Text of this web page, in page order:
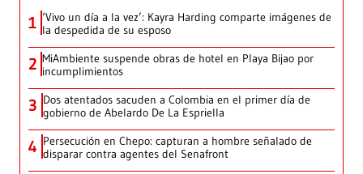
1 ‘Vivo un día a la vez’: Kayra Harding comparte imágenes de
la despedida de su esposo
2 MiAmbiente suspende obras de hotel en Playa Bijao por
incumplimientos
3 Dos atentados sacuden a Colombia en el primer día de
gobierno de Abelardo De La Espriella
4 Persecución en Chepo: capturan a hombre señalado de
disparar contra agentes del Senafront